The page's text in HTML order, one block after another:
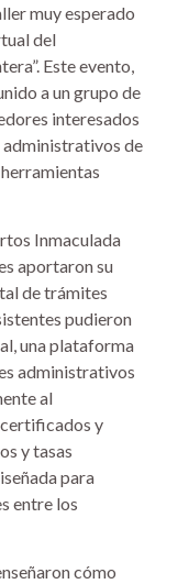
muy esperado
del
Este evento,
a un grupo de
interesados
administrativos de
Inmaculada
aportaron su
de trámites
pudieron
una plataforma
administrativos
al
y
y tasas
para
entre los
cómo